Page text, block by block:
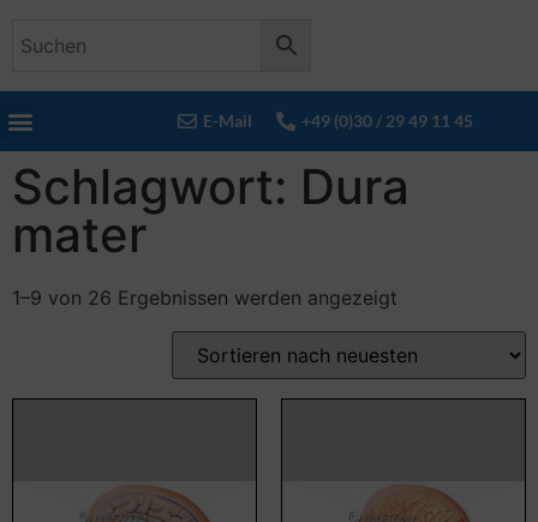
E-Mail +49 (0)30 / 29 49 11 45
Schlagwort: Dura
mater
1–9 von 26 Ergebnissen werden angezeigt